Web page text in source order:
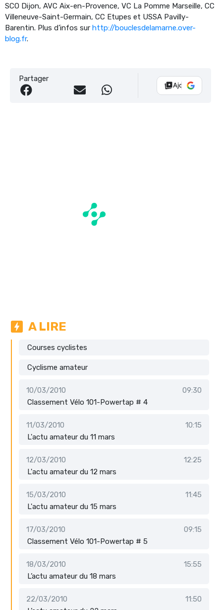
SCO Dijon, AVC Aix-en-Provence, VC La Pomme Marseille, CC
Villeneuve-Saint-Germain, CC Etupes et USSA Pavilly-
Barentin. Plus d’infos sur http://bouclesdelamarne.over-
blog.fr.
Partager
Ajouter Vélo
A LIRE
Courses cyclistes
Cyclisme amateur
10/03/2010
09:30
Classement Vélo 101-Powertap # 4
11/03/2010
10:15
L'actu amateur du 11 mars
12/03/2010
12:25
L'actu amateur du 12 mars
15/03/2010
11:45
L'actu amateur du 15 mars
17/03/2010
09:15
Classement Vélo 101-Powertap # 5
18/03/2010
15:55
L’actu amateur du 18 mars
22/03/2010
11:50